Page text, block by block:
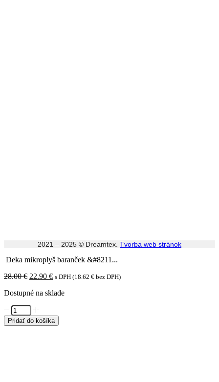
2021 – 2025 © Dreamtex. Tvorba web stránok
Deka mikroplyš baranček &#8211...
28.00€ Pôvodná
bola:
22.90 €Aktuálna
je:
s DPH (18.62 € bez DPH)
Dostupné na sklade
množstvo
Deka
mikroplyš
Pridať do košíka